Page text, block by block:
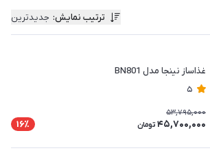
ترتیب نمایش: جدیدترین
غذاساز نینجا مدل BN801
5
53,795,000
45,700,000 تومان 16٪